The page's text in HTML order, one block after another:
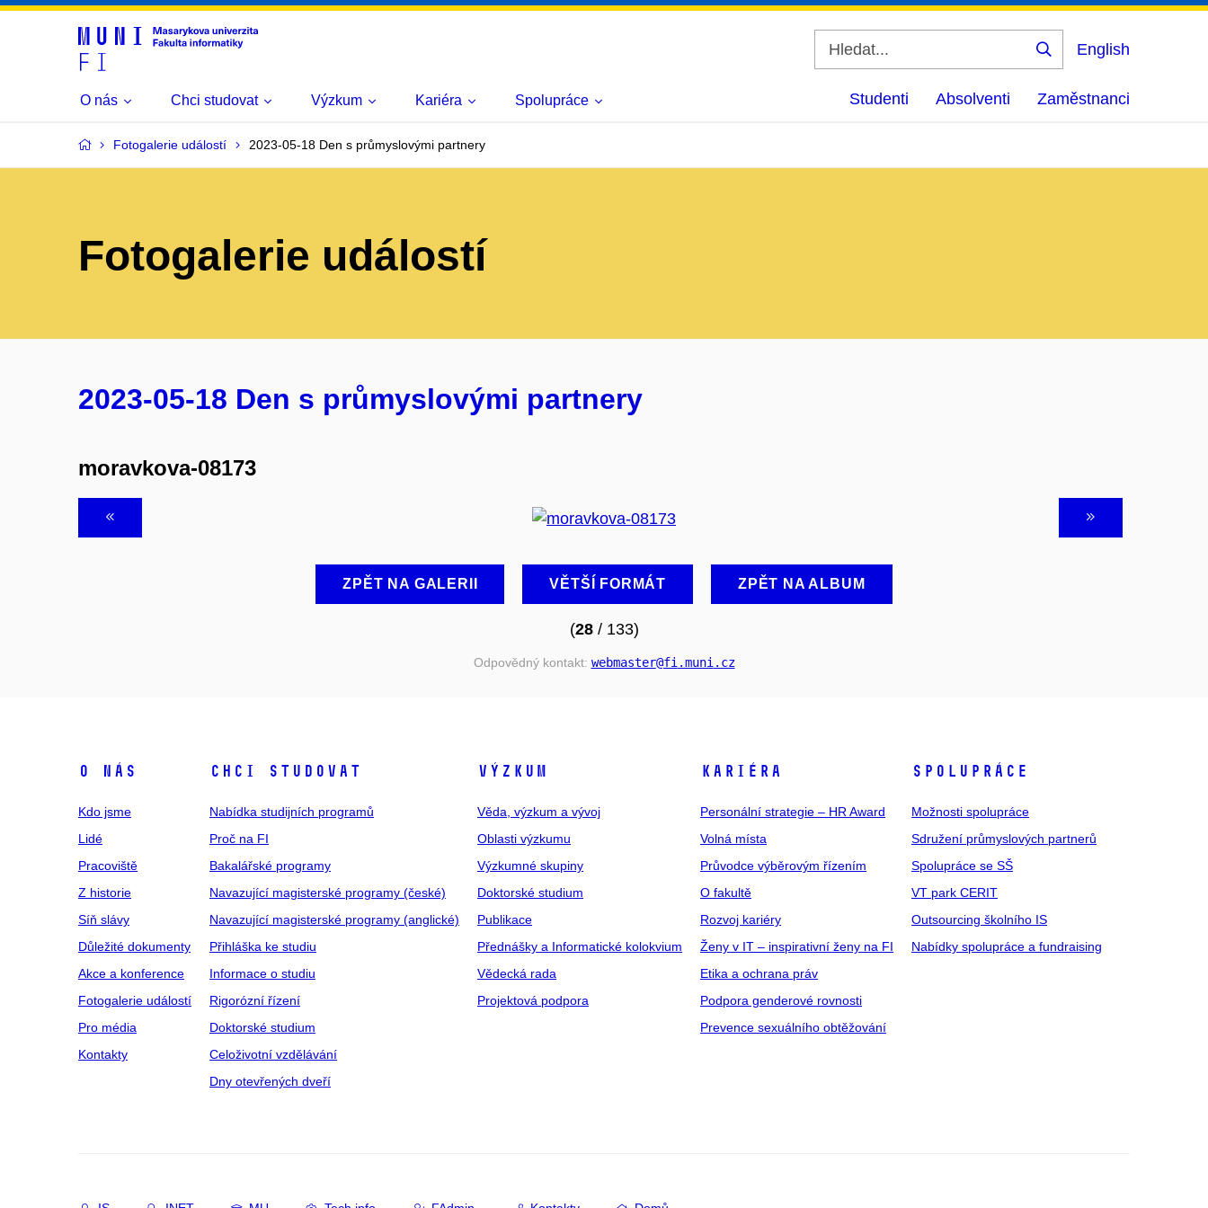
Vyhledat
English
O nás Chci studovat Výzkum Kariéra Spolupráce Studenti Absolventi Zaměstnanci
Fotogalerie událostí 2023-05-18 Den s průmyslovými partnery
Fotogalerie událostí
2023-05-18 Den s průmyslovými partnery
moravkova-08173
ZPĚT NA GALERII VĚTŠÍ FORMÁT ZPĚT NA ALBUM
(28/ 133)
Odpovědný kontakt: webmaster@fi .muni .cz
O NÁS
Kdo jsme
Lidé
Pracoviště
Z historie
Síň slávy
Důležité dokumenty
Akce a konference
Fotogalerie událostí
Pro média
Kontakty
CHCI STUDOVAT
Nabídka studijních programů
Proč na FI
Bakalářské programy
Navazující magisterské programy (české)
Navazující magisterské programy (anglické)
Přihláška ke studiu
Informace o studiu
Rigorózní řízení
Doktorské studium
Celoživotní vzdělávání
Dny otevřených dveří
VÝZKUM
Věda, výzkum a vývoj
Oblasti výzkumu
Výzkumné skupiny
Doktorské studium
Publikace
Přednášky a Informatické kolokvium
Vědecká rada
Projektová podpora
KARIÉRA
Personální strategie – HR Award
Volná místa
Průvodce výběrovým řízením
O fakultě
Rozvoj kariéry
Ženy v IT – inspirativní ženy na FI
Etika a ochrana práv
Podpora genderové rovnosti
Prevence sexuálního obtěžování
SPOLUPRÁCE
Možnosti spolupráce
Sdružení průmyslových partnerů
Spolupráce se SŠ
VT park CERIT
Outsourcing školního IS
Nabídky spolupráce a fundraising